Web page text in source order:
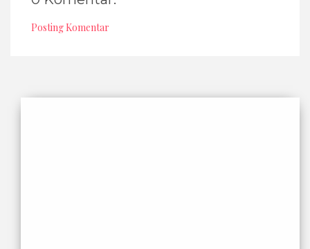
Posting Komentar